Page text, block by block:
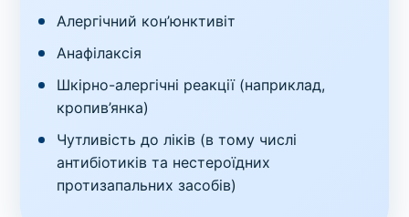
Алергічний кон’юнктивіт
Анафілаксія
Шкірно-алергічні реакції (наприклад,
кропив’янка)
Чутливість до ліків (в тому числі
антибіотиків та нестероїдних
протизапальних засобів)